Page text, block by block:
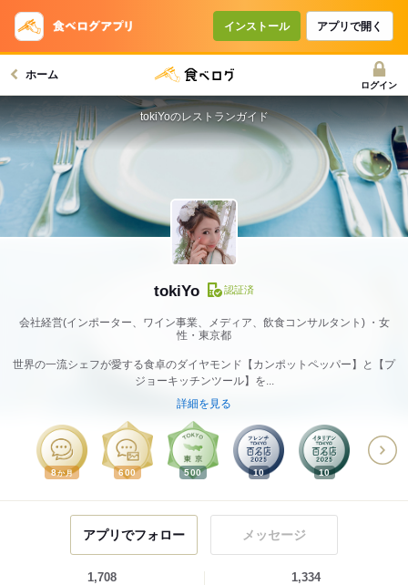
インストール アプリで開く
ホーム
ログイン
tokiYo 認証済
会社経営(インポーター、ワイン事業、メディア、飲食コンサルタント)
女
性・東京都
世界の一流シェフが愛する食卓のダイヤモンド【カンポットペッパー】と【プ
ジョーキッチンツール】を...
詳細を見る
8か月 600 500 10 10
tokiYoのレストランガイド
アプリでフォロー メッセージ
1,708 1,334